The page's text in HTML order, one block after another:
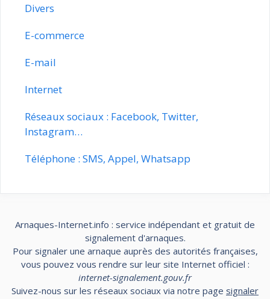
Divers
E-commerce
E-mail
Internet
Réseaux sociaux : Facebook, Twitter,
Instagram…
Téléphone : SMS, Appel, Whatsapp
Arnaques-Internet.info : service indépendant et gratuit de
signalement d'arnaques.
Pour signaler une arnaque auprès des autorités françaises,
vous pouvez vous rendre sur leur site Internet officiel :
internet-signalement.gouv.fr
Suivez-nous sur les réseaux sociaux via notre page signaler